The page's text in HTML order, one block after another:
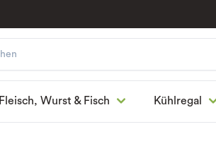
Fleisch, Wurst & Fisch Kühlregal